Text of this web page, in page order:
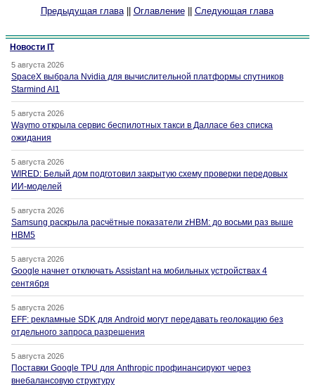
Предыдущая глава|| Оглавление|| Следующая глава
Новости IT
5 августа 2026
SpaceX выбрала Nvidia для вычислительной платформы спутников
Starmind AI1
5 августа 2026
Waymo открыла сервис беспилотных такси в Далласе без списка
ожидания
5 августа 2026
WIRED: Белый дом подготовил закрытую схему проверки передовых
ИИ-моделей
5 августа 2026
Samsung раскрыла расчётные показатели zHBM: до восьми раз выше
HBM5
5 августа 2026
Google начнет отключать Assistant на мобильных устройствах 4
сентября
5 августа 2026
EFF: рекламные SDK для Android могут передавать геолокацию без
отдельного запроса разрешения
5 августа 2026
Поставки Google TPU для Anthropic профинансируют через
внебалансовую структуру